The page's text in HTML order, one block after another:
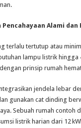
Alami dan
terlalu tertutup atau
lampu listrik hingga
prinsip rumah
jendela lebar
gunakan cat dinding
Sebuah rumah contoh
listrik harian dari 12